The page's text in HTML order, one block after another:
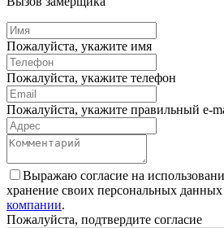
Пожалуйста, укажите имя
Пожалуйста, укажите телефон
Пожалуйста, укажите правильный e-
Выражаю согласие на
хранение своих персональных данных
компании.
Пожалуйста, подтвердите согласие